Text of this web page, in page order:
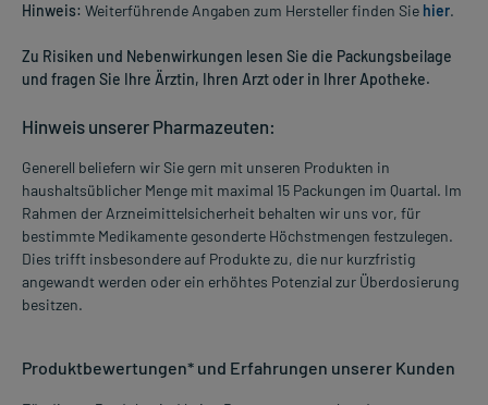
Hinweis: Weiterführende Angaben zum Hersteller finden Sie hier.
Zu Risiken und Nebenwirkungen lesen Sie die Packungsbeilage
und fragen Sie Ihre Ärztin, Ihren Arzt oder in Ihrer Apotheke.
Hinweis unserer Pharmazeuten:
Generell beliefern wir Sie gern mit unseren Produkten in
haushaltsüblicher Menge mit maximal 15 Packungen im Quartal. Im
Rahmen der Arzneimittelsicherheit behalten wir uns vor, für
bestimmte Medikamente gesonderte Höchstmengen festzulegen.
Dies trifft insbesondere auf Produkte zu, die nur kurzfristig
angewandt werden oder ein erhöhtes Potenzial zur Überdosierung
besitzen.
Produktbewertungen* und Erfahrungen unserer Kunden